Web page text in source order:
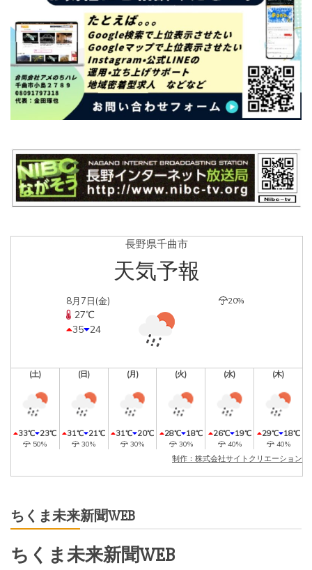
長野県千曲市
天気予報
8月7日(金)
27℃
35 24
20%
(土)
33℃ 23℃
50%
(日)
31℃ 21℃
30%
(月)
31℃ 20℃
30%
(火)
28℃ 18℃
30%
(水)
26℃ 19℃
40%
(木)
29℃ 18℃
40%
制作：株式会社サイトクリエーション
ちくま未来新聞WEB
ちくま未来新聞WEB